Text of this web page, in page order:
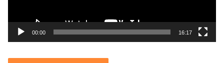
ดี
โ
00:00 16:17